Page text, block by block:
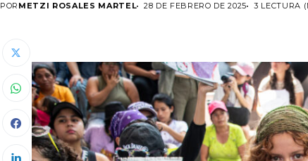
POR METZI ROSALES MARTEL 28 DE FEBRERO DE 2025 3 LECTURA